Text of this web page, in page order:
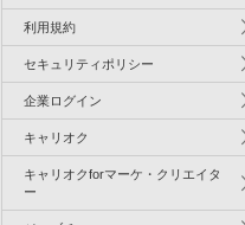
利用規約
セキュリティポリシー
企業ログイン
キャリオク
キャリオクforマーケ・クリエイタ
ー